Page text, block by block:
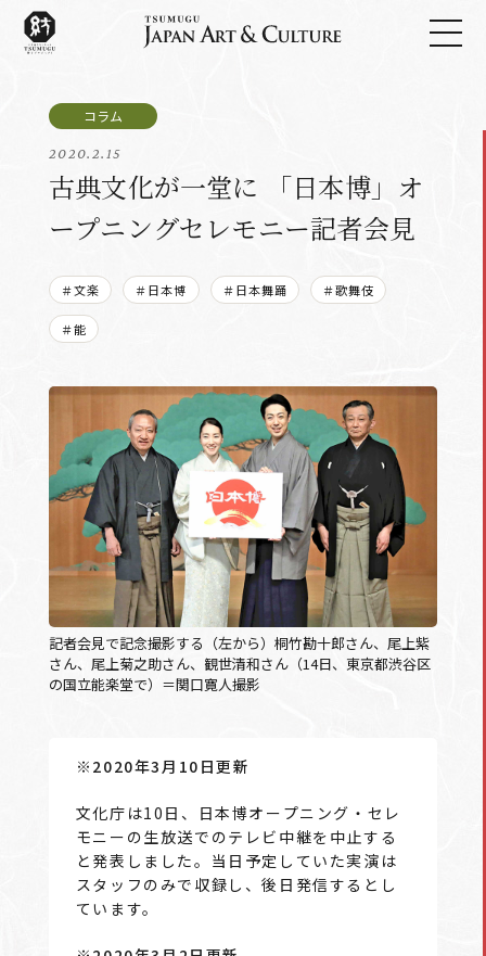
2020.2.15
古典文化が一堂に 「日本博」オ
ープニングセレモニー記者会見
＃文楽 ＃日本博 ＃日本舞踊 ＃歌舞伎
＃能
記者会見で記念撮影する（左から）桐竹勘十郎さん、尾上紫
さん、尾上菊之助さん、観世清和さん（14日、東京都渋谷区
の国立能楽堂で）＝関口寛人撮影
※2020年3月10日更新
文化庁は10日、日本博オープニング・セレ
モニーの生放送でのテレビ中継を中止する
と発表しました。当日予定していた実演は
スタッフのみで収録し、後日発信するとし
ています。